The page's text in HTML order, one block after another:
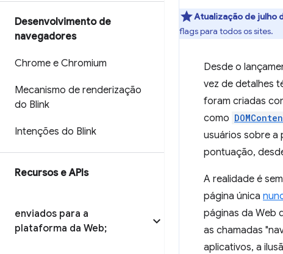
Desenvolvimento de
navegadores
Chrome e Chromium
Mecanismo de renderização
do Blink
Intenções do Blink
Recursos e APIs
enviados para a
plataforma da Web;
Atualização de julho
flags para todos os sites.
Desde o
vez de detalhes
foram criadas
como
usuários sobre a
pontuação,
A realidade é
página única
páginas da Web
as chamadas
aplicativos, a